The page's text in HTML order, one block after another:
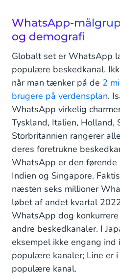
WhatsApp-
og demografi
Globalt set er WhatsApp
populære beskedkanal.
når man tænker på de 2
brugere på verdensplan.
WhatsApp virkelig
Tyskland, Italien, Holland,
Storbritannien rangerer
deres foretrukne
WhatsApp er den førende
Indien og Singapore.
næsten seks millioner
løbet af andet kvartal
WhatsApp dog
andre beskedkanaler. I
eksempel ikke engang
populære kanaler; Line er
populære kanal.